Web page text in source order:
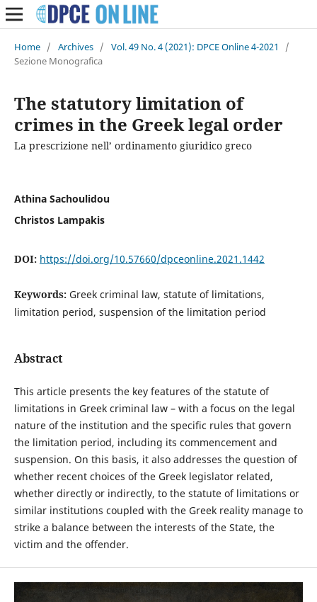
Home / Archives / Vol. 49 No. 4 (2021): DPCE Online 4-2021
/
Sezione Monografica
The statutory limitation of
crimes in the Greek legal order
La prescrizione nell’ ordinamento giuridico greco
Athina Sachoulidou
Christos Lampakis
DOI: https://doi.org/10.57660/dpceonline.2021.1442
Keywords: Greek criminal law, statute of limitations,
limitation period, suspension of the limitation period
Abstract
This article presents the key features of the statute of
limitations in Greek criminal law – with a focus on the legal
nature of the institution and the specific rules that govern
the limitation period, including its commencement and
suspension. On this basis, it also addresses the question of
whether recent choices of the Greek legislator related,
whether directly or indirectly, to the statute of limitations or
similar institutions coupled with the Greek reality manage to
strike a balance between the interests of the State, the
victim and the offender.